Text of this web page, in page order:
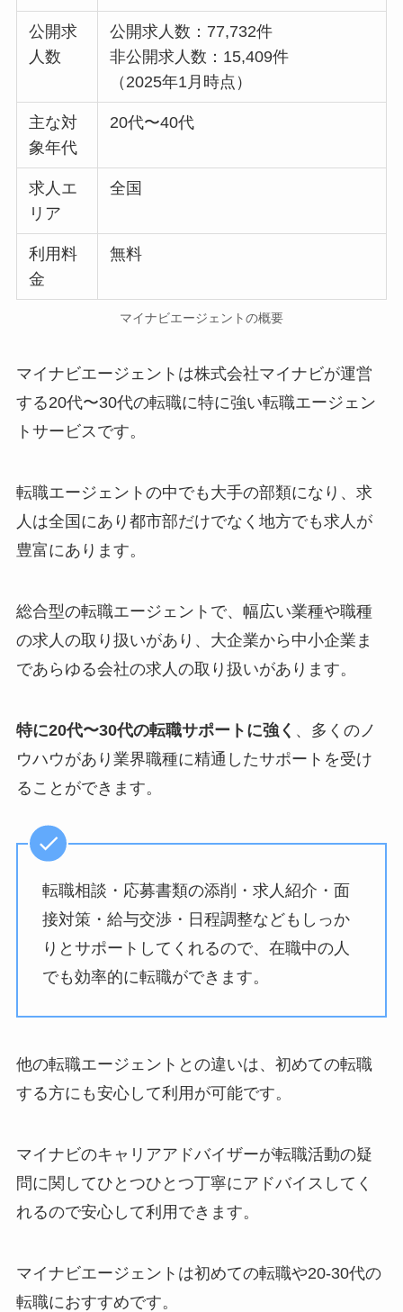
公開求
人数
公開求人数：77,732件
非公開求人数：15,409件
（2025年1月時点）
主な対
象年代
20代〜40代
求人エ
リア
全国
利用料
金
無料
マイナビエージェントの概要
マイナビエージェントは株式会社マイナビが運営
する20代〜30代の転職に特に強い転職エージェン
トサービスです。
転職エージェントの中でも大手の部類になり、求
人は全国にあり都市部だけでなく地方でも求人が
豊富にあります。
総合型の転職エージェントで、幅広い業種や職種
の求人の取り扱いがあり、大企業から中小企業ま
であらゆる会社の求人の取り扱いがあります。
特に20代〜30代の転職サポートに強く 、多くのノ
ウハウがあり業界職種に精通したサポートを受け
ることができます。
転職相談・応募書類の添削・求人紹介・面
接対策・給与交渉・日程調整などもしっか
りとサポートしてくれるので、在職中の人
でも効率的に転職ができます。
他の転職エージェントとの違いは、初めての転職
する方にも安心して利用が可能です。
マイナビのキャリアアドバイザーが転職活動の疑
問に関してひとつひとつ丁寧にアドバイスしてく
れるので安心して利用できます。
マイナビエージェントは初めての転職や20-30代の
転職におすすめです。